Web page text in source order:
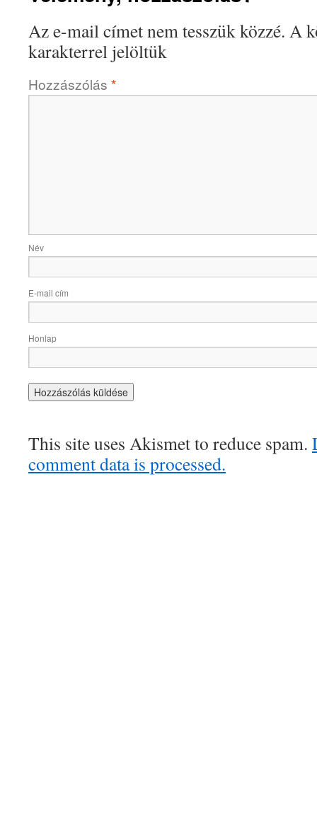
Az e-mail címet nem tesszük közzé. A
karakterrel jelöltük
Hozzászólás *
Név
E-mail cím
Honlap
This site uses Akismet to reduce spam.
comment data is processed.